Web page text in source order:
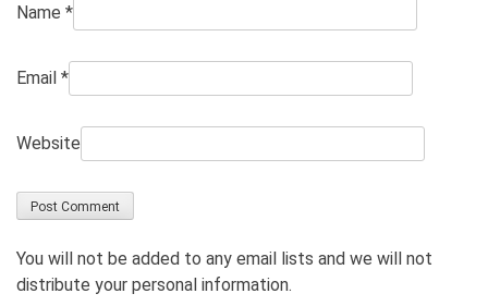
Name *
Email *
Website
You will not be added to any email lists and we will not
distribute your personal information.